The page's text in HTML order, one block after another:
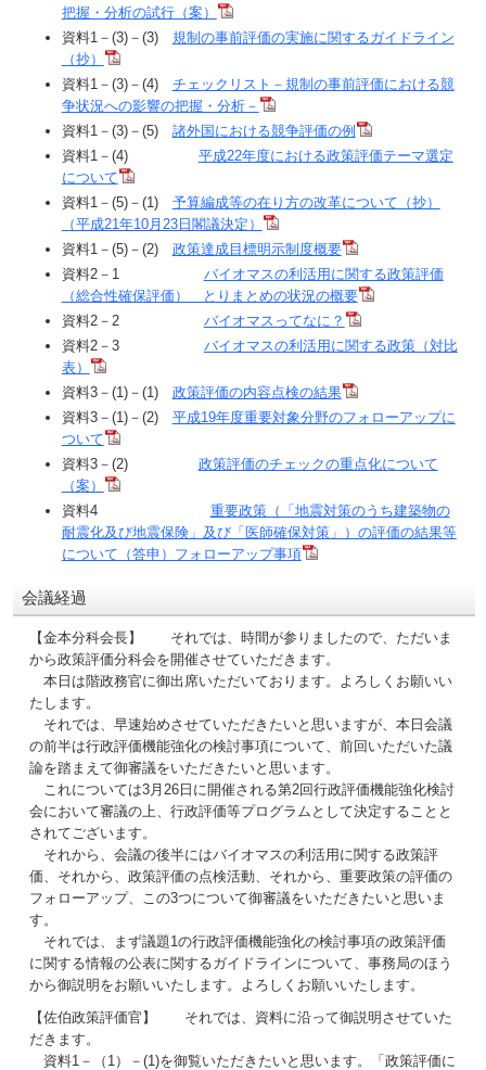
把握・分析の試行（案）
資料1－(3)－(3) 規制の事前評価の実施に関するガイドライン
（抄）
資料1－(3)－(4) チェックリスト－規制の事前評価における競
争状況への影響の把握・分析－
資料1－(3)－(5) 諸外国における競争評価の例
資料1－(4) 平成22年度における政策評価テーマ選定
について
資料1－(5)－(1) 予算編成等の在り方の改革について（抄）
（平成21年10月23日閣議決定）
資料1－(5)－(2) 政策達成目標明示制度概要
資料2－1 バイオマスの利活用に関する政策評価
（総合性確保評価） とりまとめの状況の概要
資料2－2 バイオマスってなに？
資料2－3 バイオマスの利活用に関する政策（対比
表）
資料3－(1)－(1) 政策評価の内容点検の結果
資料3－(1)－(2) 平成19年度重要対象分野のフォローアップに
ついて
資料3－(2) 政策評価のチェックの重点化について
（案）
資料4 重要政策（「地震対策のうち建築物の
耐震化及び地震保険」及び「医師確保対策」）の評価の結果等
について（答申）フォローアップ事項
会議経過
【金本分科会長】 それでは、時間が参りましたので、ただいま
から政策評価分科会を開催させていただきます。
本日は階政務官に御出席いただいております。よろしくお願いい
たします。
それでは、早速始めさせていただきたいと思いますが、本日会議
の前半は行政評価機能強化の検討事項について、前回いただいた議
論を踏まえて御審議をいただきたいと思います。
これについては3月26日に開催される第2回行政評価機能強化検討
会において審議の上、行政評価等プログラムとして決定することと
されてございます。
それから、会議の後半にはバイオマスの利活用に関する政策評
価、それから、政策評価の点検活動、それから、重要政策の評価の
フォローアップ、この3つについて御審議をいただきたいと思いま
す。
それでは、まず議題1の行政評価機能強化の検討事項の政策評価
に関する情報の公表に関するガイドラインについて、事務局のほう
から御説明をお願いいたします。よろしくお願いいたします。
【佐伯政策評価官】 それでは、資料に沿って御説明させていた
だきます。
資料1－（1）－(1)を御覧いただきたいと思います。「政策評価に